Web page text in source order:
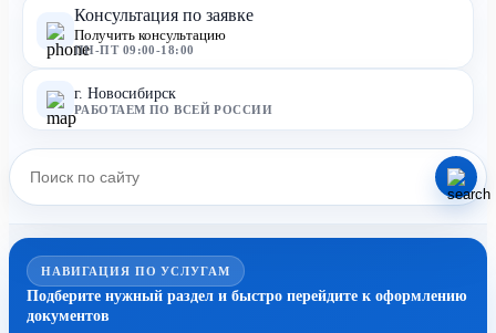
Консультация по заявке
Получить консультацию
ПН-ПТ 09:00-18:00
г. Новосибирск
РАБОТАЕМ ПО ВСЕЙ РОССИИ
НАВИГАЦИЯ ПО УСЛУГАМ
Подберите нужный раздел и быстро перейдите к оформлению
документов